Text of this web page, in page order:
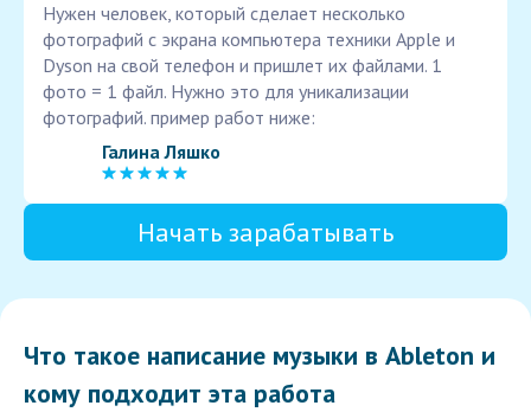
Нужен человек, который сделает несколько
фотографий с экрана компьютера техники Apple и
Dyson на свой телефон и пришлет их файлами. 1
фото = 1 файл. Нужно это для уникализации
фотографий. пример работ ниже:
Галина Ляшко
Начать зарабатывать
Что такое написание музыки в Ableton и
кому подходит эта работа